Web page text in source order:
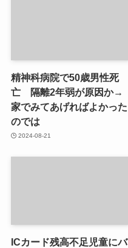
精神科病院で50歳男性死
亡 隔離2年弱が原因か→
家でみてあげればよかった
のでは
2024-08-21
ICカード残高不足児童にバ